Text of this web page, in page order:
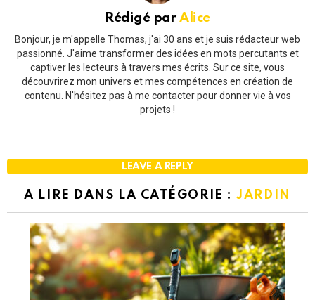
Rédigé parAlice
Bonjour, je m'appelle Thomas, j'ai 30 ans et je suis rédacteur web
passionné. J'aime transformer des idées en mots percutants et
captiver les lecteurs à travers mes écrits. Sur ce site, vous
découvrirez mon univers et mes compétences en création de
contenu. N'hésitez pas à me contacter pour donner vie à vos
projets !
LEAVE A REPLY
A LIRE DANS LA CATÉGORIE :JARDIN